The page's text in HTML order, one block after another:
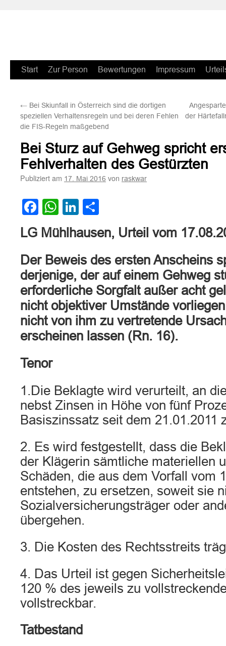
Zum
springen
Start Zur Person Bewertungen Impressum
← Bei Skiunfall in Österreich sind die dortigen
speziellen Verhaltensregeln und bei deren Fehlen
die FIS-Regeln maßgebend
der
Bei Sturz auf Gehweg spricht
Fehlverhalten des Gestürzten
Publiziert am 17. Mai 2016 von raskwar
Facebook
WhatsApp
LinkedIn
LG Mühlhausen, Urteil vom
Der Beweis des ersten Anscheins
derjenige, der auf einem Gehweg
erforderliche Sorgfalt außer acht
nicht objektiver Umstände
nicht von ihm zu vertretende
erscheinen lassen (Rn. 16).
Tenor
1.Die Beklagte wird verurteilt, an
nebst Zinsen in Höhe von fünf
Basiszinssatz seit dem 21.01.2011
2. Es wird festgestellt, dass die
der Klägerin sämtliche materiellen
Schäden, die aus dem Vorfall vom
entstehen, zu ersetzen, soweit sie
Sozialversicherungsträger oder
übergehen.
3. Die Kosten des Rechtsstreits
4. Das Urteil ist gegen
120 % des jeweils zu
vollstreckbar.
Tatbestand